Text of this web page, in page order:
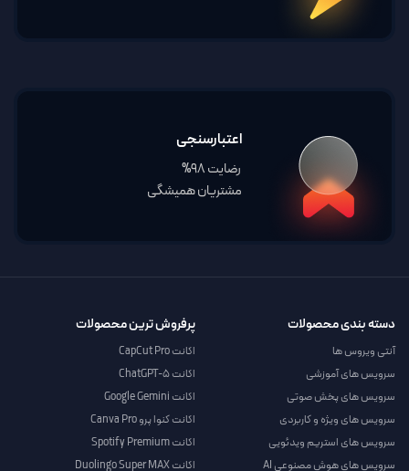
اعتبارسنجی
رضایت 98%
مشتریان همیشگی
دسته بندی محصولات
آنتی ویروس ها
سرویس های آموزشی
سرویس های پخش صوتی
سرویس های ویژه و کاربردی
سرویس های استریم ویدئویی
سرویس های هوش مصنوعی AI
پرفروش ترین محصولات
اکانت CapCut Pro
اکانت ChatGPT-5
اکانت Google Gemini
اکانت کنوا پرو Canva Pro
اکانت Spotify Premium
اکانت Duolingo Super MAX